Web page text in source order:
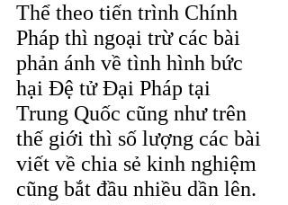
Thể theo tiến trình Chính
Pháp thì ngoại trừ các bài
phản ánh về tình hình bức
hại Đệ tử Đại Pháp tại
Trung Quốc cũng như trên
thế giới thì số lượng các bài
viết về chia sẻ kinh nghiệm
cũng bắt đầu nhiều dần lên.